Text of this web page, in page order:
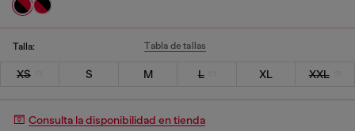
Talla: Tabla de tallas
XS S M L XL XXL
Consulta la disponibilidad en tienda